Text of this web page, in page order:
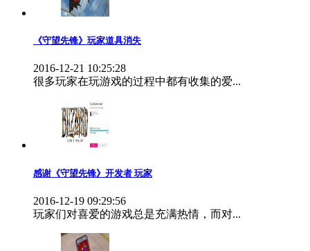
《守望先锋》玩家道具消失
2016-12-21 10:25:28
很多玩家在玩游戏的过程中都有收集的爱...
感谢《守望先锋》开发者 玩家
2016-12-19 09:29:56
玩家们对喜爱的游戏总是充满热情，而对...